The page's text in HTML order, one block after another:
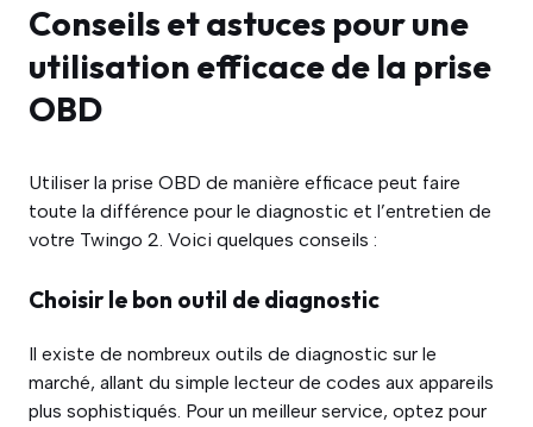
Conseils et astuces pour une
utilisation efficace de la prise
OBD
Utiliser la prise OBD de manière efficace peut faire
toute la différence pour le diagnostic et l’entretien de
votre Twingo 2. Voici quelques conseils :
Choisir le bon outil de diagnostic
Il existe de nombreux outils de diagnostic sur le
marché, allant du simple lecteur de codes aux appareils
plus sophistiqués. Pour un meilleur service, optez pour